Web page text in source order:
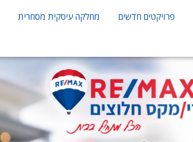
פרויקטים חדשים מחלקה עיסקית מסחרית